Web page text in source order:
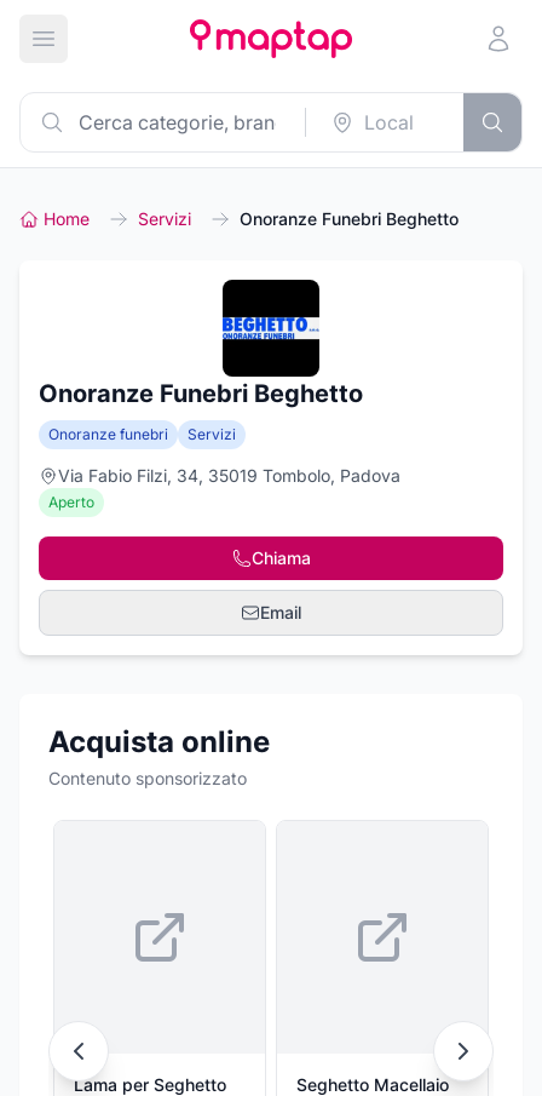
Apri menu principale
Home Servizi Onoranze Funebri Beghetto
Onoranze Funebri Beghetto
Onoranze funebri Servizi
Via Fabio Filzi, 34, 35019 Tombolo, Padova
Aperto
Chiama
Email
Acquista online
Contenuto sponsorizzato
Lama per Seghetto
Seghetto Macellaio